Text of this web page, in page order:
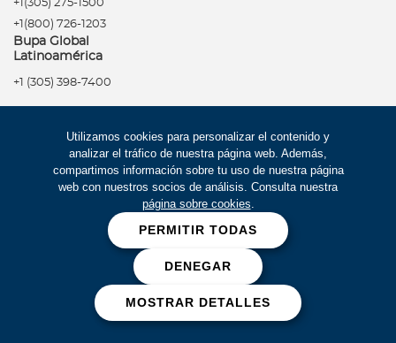
Utilizamos cookies para personalizar el contenido y
analizar el tráfico de nuestra página web. Además,
compartimos información sobre tu uso de nuestra página
web con nuestros socios de análisis. Consulta nuestra
página sobre cookies.
PERMITIR TODAS
DENEGAR
MOSTRAR DETALLES
+1(305) 275-1500
+1(800) 726-1203
Bupa Global
Latinoamérica
+1 (305) 398-7400
Política de privacidad
Trabaje con Bupa
Estados Financieros (516
Síguenos